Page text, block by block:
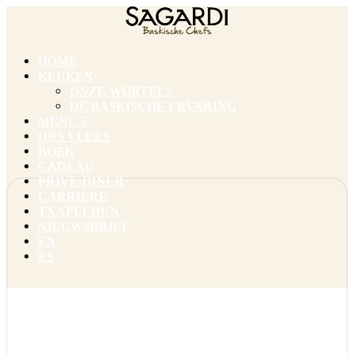
HOME
KEUKEN
ONZE WORTELS
DE BASKISCHE ERVARING
MENU'S
ONS VLEES
BOEK
CADEAU
PRIVE-DINER
CARRIÈRE
TXAPELDUN
NIEUWSBRIEF
EN
ES